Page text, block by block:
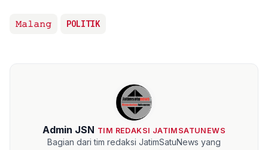
𝙼𝚊𝚕𝚊𝚗𝚐 POLITIK
Admin JSN TIM REDAKSI JATIMSATUNEWS
Bagian dari tim redaksi JatimSatuNews yang